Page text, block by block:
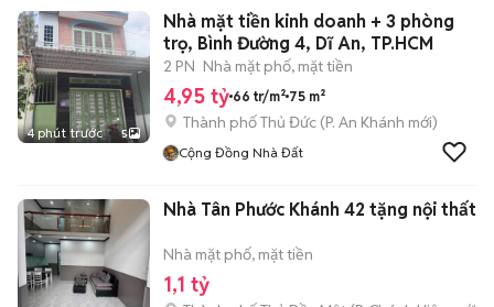
4 phút trước 5
Nhà mặt tiền kinh doanh + 3 phòng
trọ, Bình Đường 4, Dĩ An, TP.HCM
2 PN Nhà mặt phố, mặt tiền
4,95 tỷ 66 tr/m² 75 m²
Thành phố Thủ Đức (P. An Khánh mới)
Cộng Đồng Nhà Đất
Nhà Tân Phước Khánh 42 tặng nội thất
Nhà mặt phố, mặt tiền
1,1 tỷ